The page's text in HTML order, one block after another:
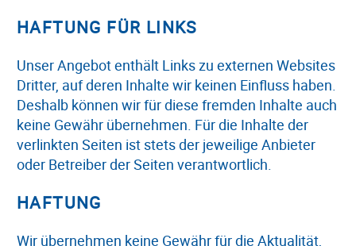
HAFTUNG FÜR LINKS
Unser Angebot enthält Links zu externen Websites
Dritter, auf deren Inhalte wir keinen Einfluss haben.
Deshalb können wir für diese fremden Inhalte auch
keine Gewähr übernehmen. Für die Inhalte der
verlinkten Seiten ist stets der jeweilige Anbieter
oder Betreiber der Seiten verantwortlich.
HAFTUNG
Wir übernehmen keine Gewähr für die Aktualität,